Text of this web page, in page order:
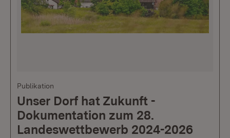
Publikation
Unser Dorf hat Zukunft -
Dokumentation zum 28.
Landeswettbewerb 2024-2026